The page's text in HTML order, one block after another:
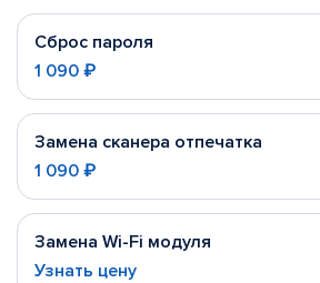
Сброс пароля
1 090 ₽
Замена сканера отпечатка
1 090 ₽
Замена Wi-Fi модуля
Узнать цену